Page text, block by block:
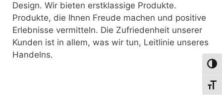
Design. Wir bieten erstklassige Produkte.
Produkte, die Ihnen Freude machen und positive
Erlebnisse vermitteln. Die Zufriedenheit unserer
Kunden ist in allem, was wir tun, Leitlinie unseres
Handelns.